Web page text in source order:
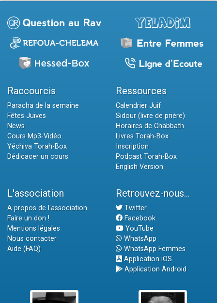
Raccourcis
Paracha de la semaine
Fêtes Juives
News
Cours Mp3-Vidéo
Yéchiva Torah-Box
Dédicacer un cours
Ressources
Calendrier Juif
Sidour (livre de prière)
Horaires de Chabbath
Livres Torah-Box
Inscription
Podcast Torah-Box
English Version
L'association
A propos de l'association
Faire un don !
Mentions légales
Nous contacter
Aide (FAQ)
Retrouvez-nous...
Twitter
Facebook
YouTube
WhatsApp
WhatsApp Femmes
Application iOS
Application Android